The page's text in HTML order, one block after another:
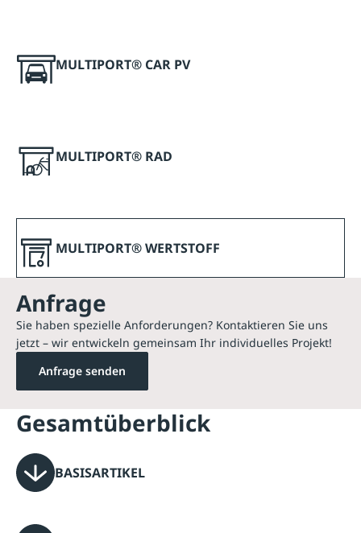
MULTIPORT® CAR PV
MULTIPORT® RAD
MULTIPORT® WERTSTOFF
Anfrage
Sie haben spezielle Anforderungen? Kontaktieren Sie uns
jetzt – wir entwickeln gemeinsam Ihr individuelles Projekt!
Anfrage senden
Gesamtüberblick
BASISARTIKEL